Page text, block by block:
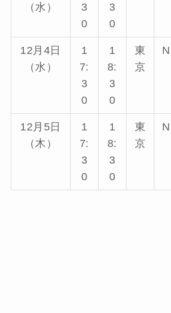
（水）
3
0
3
0
12月4日
（水）
1
7:
3
0
1
8:
3
0
東
京
12月5日
（木）
1
7:
3
0
1
8:
3
0
東
京